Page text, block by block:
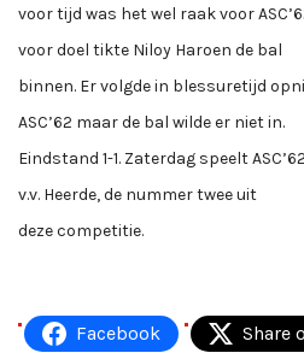
voor tijd was het wel raak voor
voor doel tikte Niloy Haroen de bal
binnen. Er volgde in blessuretijd
ASC’62 maar de bal wilde er niet in.
Eindstand 1-1. Zaterdag speelt
v.v. Heerde, de nummer twee uit
deze competitie.
Facebook Share